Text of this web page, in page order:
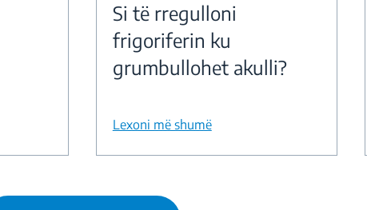
Si të rregulloni
frigoriferin ku
grumbullohet akulli?
Lexoni më shumë